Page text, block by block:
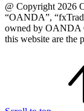
@ Copyright 2026
“OANDA”,
owned by OANDA
this website are the